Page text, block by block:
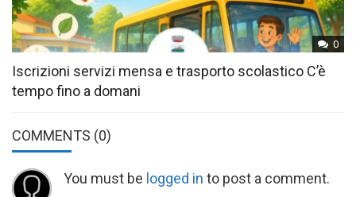
0
Iscrizioni servizi mensa e trasporto scolastico C’è
tempo fino a domani
COMMENTS (0)
You must be logged in to post a comment.